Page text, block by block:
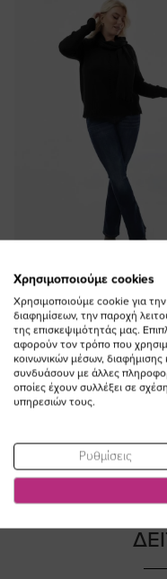
ΠΡΟΣΘΗΚΗ ΣΤΟ
ΚΑΛΑΘΙ
Πλεκτή μπλούζα με
μαύρο χρώμα
Χρησιμοποιούμε cookies
Χρησιμοποιούμε cookie για
διαφημίσεων, την παροχή
της επισκεψιμότητάς μας.
αφορούν τον τρόπο που
κοινωνικών μέσων, διαφήμισης
συνδυάσουν με άλλες
οποίες έχουν συλλέξει σε
υπηρεσιών τους.
Ρυθμίσεις